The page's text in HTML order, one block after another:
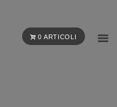
0 ARTICOLI